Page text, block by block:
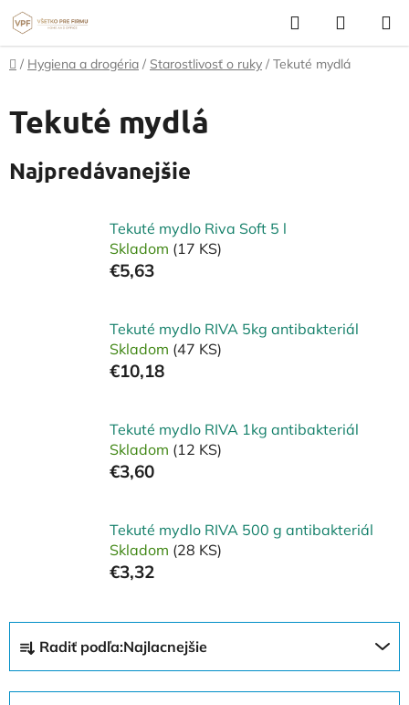
Prejsť
na
obsah
Hľadať
KOŠÍK
Domov
/ Hygiena a drogéria / Starostlivosť o ruky / Tekuté mydlá
Tekuté mydlá
Najpredávanejšie
Tekuté mydlo Riva Soft 5 l
Skladom (17 KS)
€5,63
Tekuté mydlo RIVA 5kg antibakteriál
Skladom (47 KS)
€10,18
Tekuté mydlo RIVA 1kg antibakteriál
Skladom (12 KS)
€3,60
Tekuté mydlo RIVA 500 g antibakteriál
Skladom (28 KS)
€3,32
d
Radiť podľa:Najlacnejšie